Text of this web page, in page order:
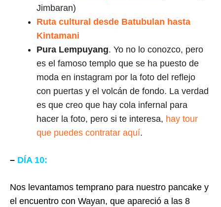
Jimbaran)
Ruta cultural desde Batubulan hasta
Kintamani
Pura Lempuyang. Yo no lo conozco, pero
es el famoso templo que se ha puesto de
moda en instagram por la foto del reflejo
con puertas y el volcán de fondo. La verdad
es que creo que hay cola infernal para
hacer la foto, pero si te interesa, hay tour
que puedes contratar aquí.
– DÍA 10:
Nos levantamos temprano para nuestro pancake y
el encuentro con Wayan, que apareció a las 8